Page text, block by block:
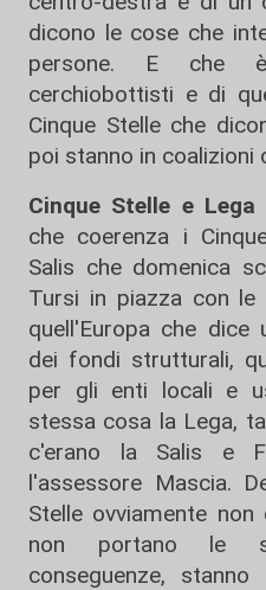
dicono le cose che
persone. E che
cerchiobottisti e di
Cinque Stelle che
poi stanno in coalizioni
Cinque Stelle e Lega
che coerenza i
Salis che domenica
Tursi in piazza con le
quell'Europa che dice
dei fondi strutturali,
per gli enti locali e
stessa cosa la Lega,
c'erano la Salis e
l'assessore Mascia.
Stelle ovviamente
non portano le
conseguenze,